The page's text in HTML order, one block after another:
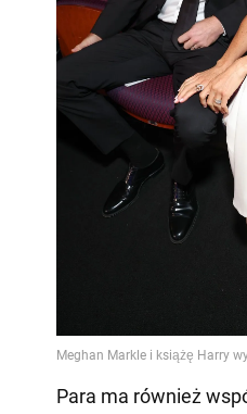
Para ma również